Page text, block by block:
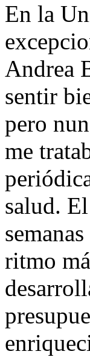
En la
Andrea
sentir
pero
me
salud.
ritmo